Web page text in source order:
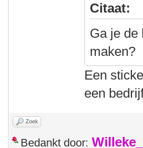
Citaat:
Ga je de
maken?
Een
een
Zoek
Bedankt door: